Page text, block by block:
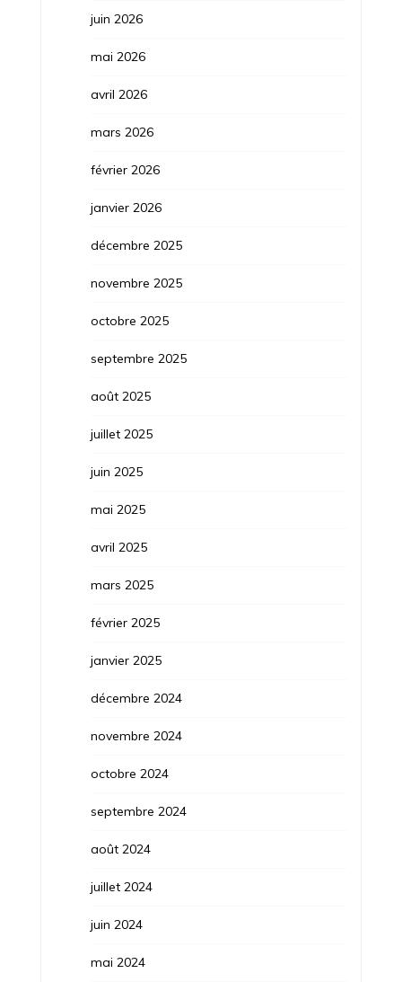
juin 2026
mai 2026
avril 2026
mars 2026
février 2026
janvier 2026
décembre 2025
novembre 2025
octobre 2025
septembre 2025
août 2025
juillet 2025
juin 2025
mai 2025
avril 2025
mars 2025
février 2025
janvier 2025
décembre 2024
novembre 2024
octobre 2024
septembre 2024
août 2024
juillet 2024
juin 2024
mai 2024